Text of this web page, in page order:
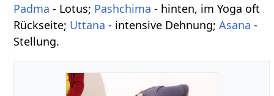
Padma - Lotus; Pashchima - hinten, im Yoga oft
Rückseite; Uttana - intensive Dehnung;Asana -
Stellung.